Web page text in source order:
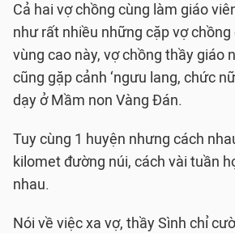
e
o
Cả hai vợ chồng cùng làm giáo
như rất nhiều những cặp vợ
vùng cao này, vợ chồng thầy giáo
cũng gặp cảnh ‘ngưu lang, chức
dạy ở Mầm non Vàng Đán.
Tuy cùng 1 huyện nhưng cách
kilomet đường núi, cách vài tuần
nhau.
Nói về việc xa vợ, thầy Sình chỉ